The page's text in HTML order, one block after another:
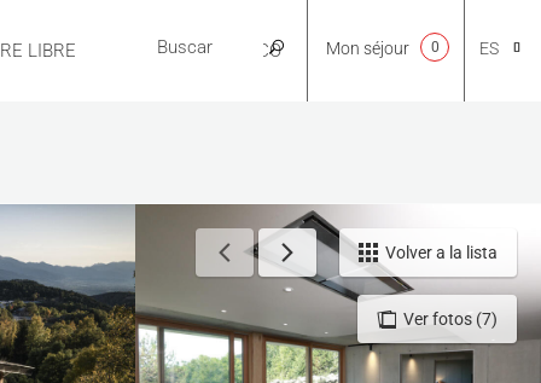
LIBRE PRÁCTICO
NL
EN
ES
Mon séjour 0
Ver fotos (7)
Volver a la lista